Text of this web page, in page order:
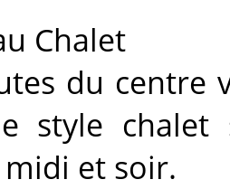
Chalet
du centre
style chalet
et soir.